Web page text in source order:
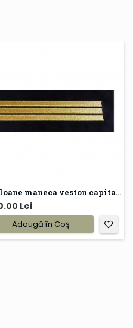
Galoane maneca veston capitan marina fluviala
Lei
Adaugă în Coş